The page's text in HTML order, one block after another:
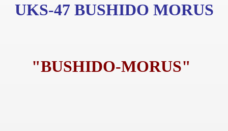
UKS-47 BUSHIDO MORUS
"BUSHIDO-MORUS"